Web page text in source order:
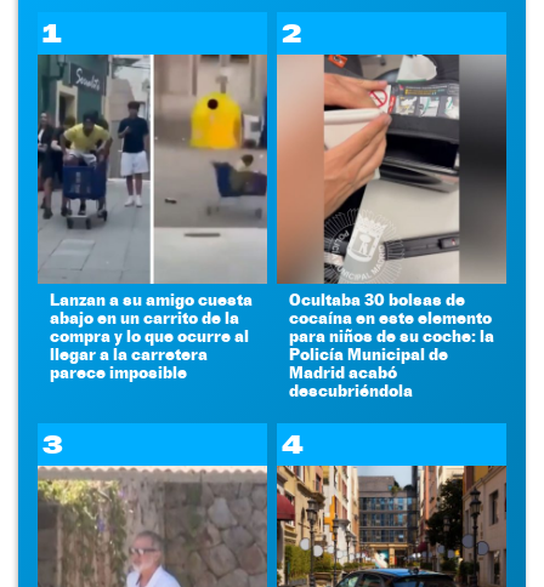
1
Lanzan a su amigo cuesta
abajo en un carrito de la
compra y lo que ocurre al
llegar a la carretera
parece imposible
2
Ocultaba 30 bolsas de
cocaína en este elemento
para niños de su coche: la
Policía Municipal de
Madrid acabó
descubriéndola
3 4